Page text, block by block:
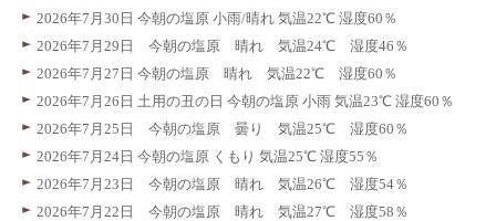
2026年7月30日 今朝の塩原 小雨/晴れ 気温22℃ 湿度60％
2026年7月29日 今朝の塩原 晴れ 気温24℃ 湿度46％
2026年7月27日 今朝の塩原 晴れ 気温22℃ 湿度60％
2026年7月26日 土用の丑の日 今朝の塩原 小雨 気温23℃ 湿度60％
2026年7月25日 今朝の塩原 曇り 気温25℃ 湿度60％
2026年7月24日 今朝の塩原 くもり 気温25℃ 湿度55％
2026年7月23日 今朝の塩原 晴れ 気温26℃ 湿度54％
2026年7月22日 今朝の塩原 晴れ 気温27℃ 湿度58％